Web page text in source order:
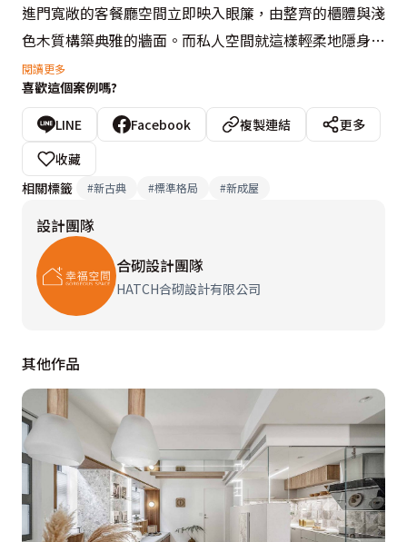
進門寬敞的客餐廳空間立即映入眼簾，由整齊的櫃體與淺
色木質構築典雅的牆面。而私人空間就這樣輕柔地隱身於
牆後，自然而不易被察覺。將門敞開時，能自由地在空間
內遊走；當親友來訪時，可以將門帶上，讓公共空間形成
獨立的會客場所。
客廳以潔白為主，利用溫潤木質提點溫馨氛圍。電視牆面
間變化層次。選用圓形小餐桌除不占空間外，讓人享受彷
彿入座於咖啡廳的氛圍。主臥則洋溢著新古典風味，散發
出優雅的氣息。不同尺寸的白色上櫃，便於收納各式衣
物。下方做開放式設計，讓空間更顯輕盈無壓迫。
設計概念文字為【HATCH合砌設計有限公司】提供
閱讀更多
喜歡這個案例嗎?
LINE Facebook 複製連結
更多
收藏
相關標籤
#新古典 #標準格局 #新成屋
設計團隊
合砌設計團隊
HATCH合砌設計有限公司
其他作品